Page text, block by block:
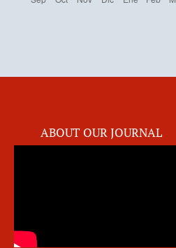
ABOUT OUR JOURNAL